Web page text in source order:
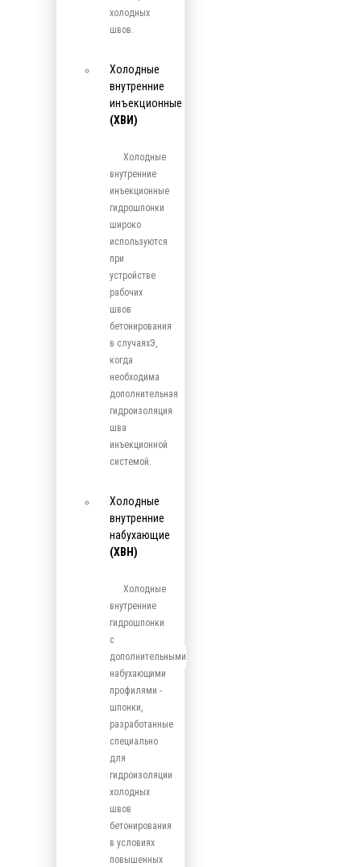
холодных
швов.
Холодные
внутренние
инъекционные
(ХВИ)
Холодные
внутренние
инъекционные
гидрошпонки
широко
используются
при
устройстве
рабочих
швов
бетонирования
в случаяхЭ,
когда
необходима
дополнительная
гидроизоляция
шва
инъекционной
системой.
Холодные
внутренние
набухающие
(ХВН)
Холодные
внутренние
гидрошпонки
с
дополнительными
набухающими
профилями -
шпонки,
разработанные
специально
для
гидроизоляции
холодных
швов
бетонирования
в условиях
повышенных